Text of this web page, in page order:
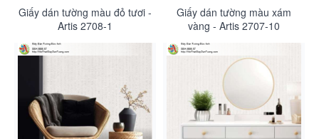
Giấy dán tường màu đỏ tươi -
Artis 2708-1
Giấy dán tường màu xám
vàng - Artis 2707-10